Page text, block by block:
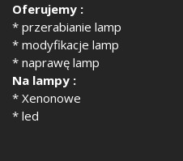
Oferujemy :
* przerabianie lamp
* modyfikacje lamp
* naprawę lamp
Na lampy :
* Xenonowe
* led